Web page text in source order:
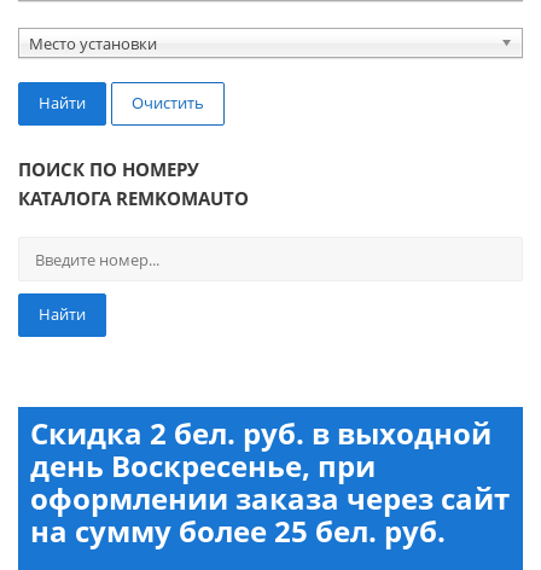
Место установки
Найти Очистить
ПОИСК ПО НОМЕРУ
КАТАЛОГА REMKOMAUTO
Найти
Скидка 2 бел. руб. в выходной
день Воскресенье, при
оформлении заказа через сайт
на сумму более 25 бел. руб.